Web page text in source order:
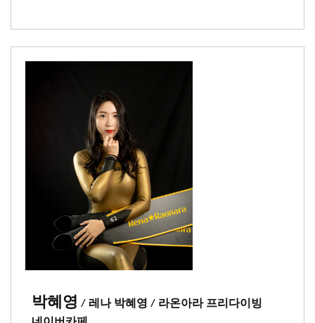
박혜영 / 레나 박혜영 / 라온아라 프리다이빙